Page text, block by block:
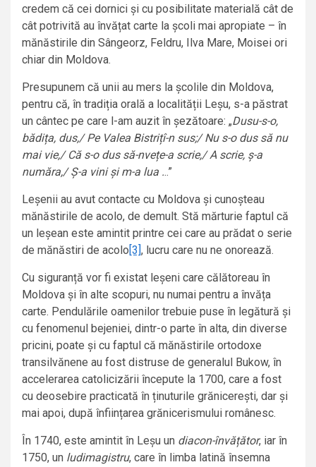
credem că cei dornici și cu posibilitate materială cât de
cât potrivită au învățat carte la școli mai apropiate – în
mănăstirile din Sângeorz, Feldru, Ilva Mare, Moisei ori
chiar din Moldova.
Presupunem că unii au mers la școlile din Moldova,
pentru că, în tradiția orală a localității Leșu, s-a păstrat
un cântec pe care l-am auzit în șezătoare: „Dusu-s-o,
bădița, dus,/ Pe Valea Bistrițî-n sus;/ Nu s-o dus să nu
mai vie,/ Că s-o dus să-nvețe-a scrie,/ A scrie, ș-a
număra,/ Ș-a vini și m-a lua ...”
Leșenii au avut contacte cu Moldova și cunoșteau
mănăstirile de acolo, de demult. Stă mărturie faptul că
un leșean este amintit printre cei care au prădat o serie
de mănăstiri de acolo [3] , lucru care nu ne onorează.
Cu siguranță vor fi existat leșeni care călătoreau în
Moldova și în alte scopuri, nu numai pentru a învăța
carte. Pendulările oamenilor trebuie puse în legătură și
cu fenomenul bejeniei, dintr-o parte în alta, din diverse
pricini, poate și cu faptul că mănăstirile ortodoxe
transilvănene au fost distruse de generalul Bukow, în
accelerarea catolicizării începute la 1700, care a fost
cu deosebire practicată în ținuturile grănicerești, dar și
mai apoi, după înființarea grănicerismului românesc.
În 1740, este amintit în Leșu un diacon-învățător, iar în
1750, un ludimagistru, care în limba latină însemna